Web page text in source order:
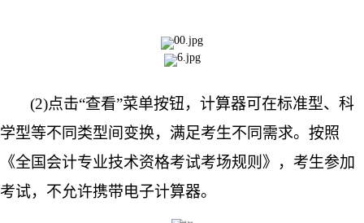
(2)点击“查看”菜单按钮，计算器可在标准型、科
学型等不同类型间变换，满足考生不同需求。按照
《全国会计专业技术资格考试考场规则》，考生参加
考试，不允许携带电子计算器。